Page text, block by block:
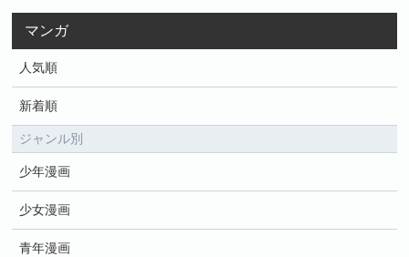
マンガ
人気順
新着順
ジャンル別
少年漫画
少女漫画
青年漫画